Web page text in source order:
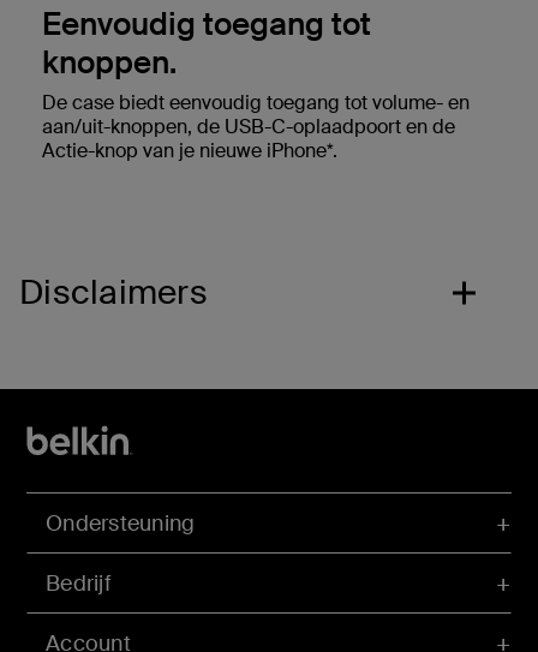
Eenvoudig toegang tot
knoppen.
De case biedt eenvoudig toegang tot volume- en
aan/uit-knoppen, de USB-C-oplaadpoort en de
Actie-knop van je nieuwe iPhone*.
Disclaimers
Account
Ondersteuning
Bedrijf